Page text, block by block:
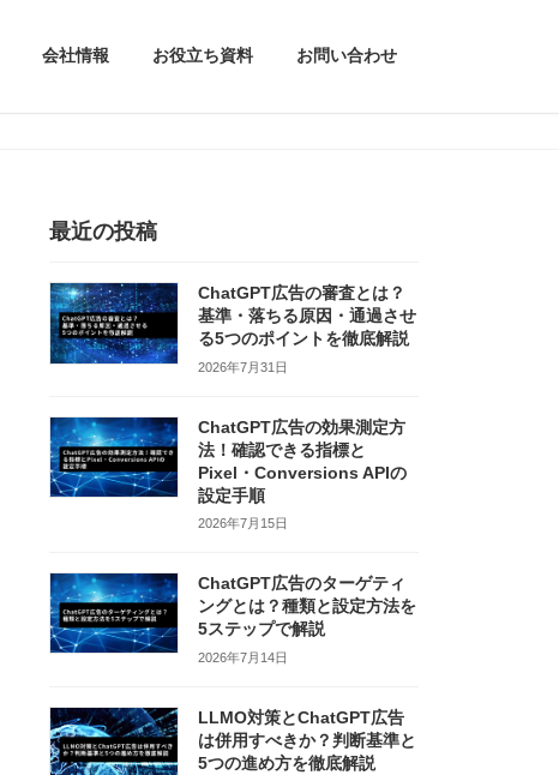
会社情報 お役立ち資料 お問い合わせ
最近の投稿
ChatGPT広告の審査とは？
基準・落ちる原因・通過させ
る5つのポイントを徹底解説
2026年7月31日
ChatGPT広告の効果測定方
法！確認できる指標と
Pixel・Conversions APIの
設定手順
2026年7月15日
ChatGPT広告のターゲティ
ングとは？種類と設定方法を
5ステップで解説
2026年7月14日
LLMO対策とChatGPT広告
は併用すべきか？判断基準と
5つの進め方を徹底解説